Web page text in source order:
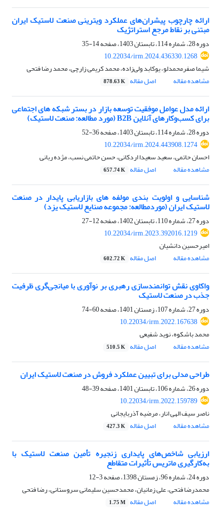
ارائه چارچوب پیشران‌های عملکرد ویترینی صنعت لاستیک ایران
مبتنی بر نقاط مرجع استراتژیک
دوره 28، شماره 114، تابستان 1403، صفحه
14-35
10.22034/irm.2024.436330.1268
شیما صفرمحمدلو، یوکابد ولی‌زاده، محمد کریمی زارچی، محمد رضا فتحی
مشاهده مقاله
اصل مقاله 878.63 K
ارائه مدل عوامل موفقیت توسعه بازار در بستر شبکه های اجتماعی
برای کسب‌وکارهای آنلاین B2B (مورد مطالعه: صنعت لاستیک)
دوره 28، شماره 114، تابستان 1403، صفحه
36-52
10.22034/irm.2024.443908.1274
احسان حاتمی، سعید سعیدا اردکانی، حسن حاتمی نسب، مژده ربانی
مشاهده مقاله
اصل مقاله 657.74 K
شناسایی و اولویت بندی مولفه های بازاریابی پایدار در صنعت
لاستیک ایران (موردمطالعه: مجموعه صنایع لاستیک یزد)
دوره 27، شماره 110، تابستان 1402، صفحه
12-27
10.22034/irm.2023.392016.1219
امیرحسین دانشیان
مشاهده مقاله
اصل مقاله 602.72 K
واکاوی نقش توانمندسازی رهبری بر نوآوری با میانجی‌گری ظرفیت
جذب در صنعت لاستیک
دوره 27، شماره 107، زمستان 1401، صفحه
60-74
10.22034/irm.2022.167638
محمد باشکوه، نوید شفیعی
مشاهده مقاله
اصل مقاله 510.5 K
طراحی مدلی برای تبیین عملکرد فروش در صنعت لاستیک ایران
دوره 26، شماره 106، تابستان 1401، صفحه
39-48
10.22034/irm.2022.159789
ناصر سیف الهی انار، مرضیه آذربایجانی
مشاهده مقاله
اصل مقاله 427.3 K
ارزیابی شاخص‌های پایداری زنجیره تأمین صنعت لاستیک با
به‌کارگیری ماتریس تأثیرات متقاطع
دوره 24، شماره 96، زمستان 1398، صفحه
3-12
محمدرضا فتحی، علی زمانیان، محمدحسین سلیمانی سروستانی، رضا فتحی
مشاهده مقاله
اصل مقاله 1.75 M